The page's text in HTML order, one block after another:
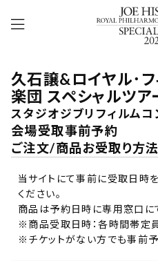
久石譲&ロイヤル･
楽団 スペシャルツ
スタジオジブリフィルムコ
会場受取事前予約
ご注文/商品お受取り方
当サイトにて事前に受取日時
ください。
商品は予約日時に専用窓口に
※商品受取日時：各時間帯定
※チケットがない方でも事前予